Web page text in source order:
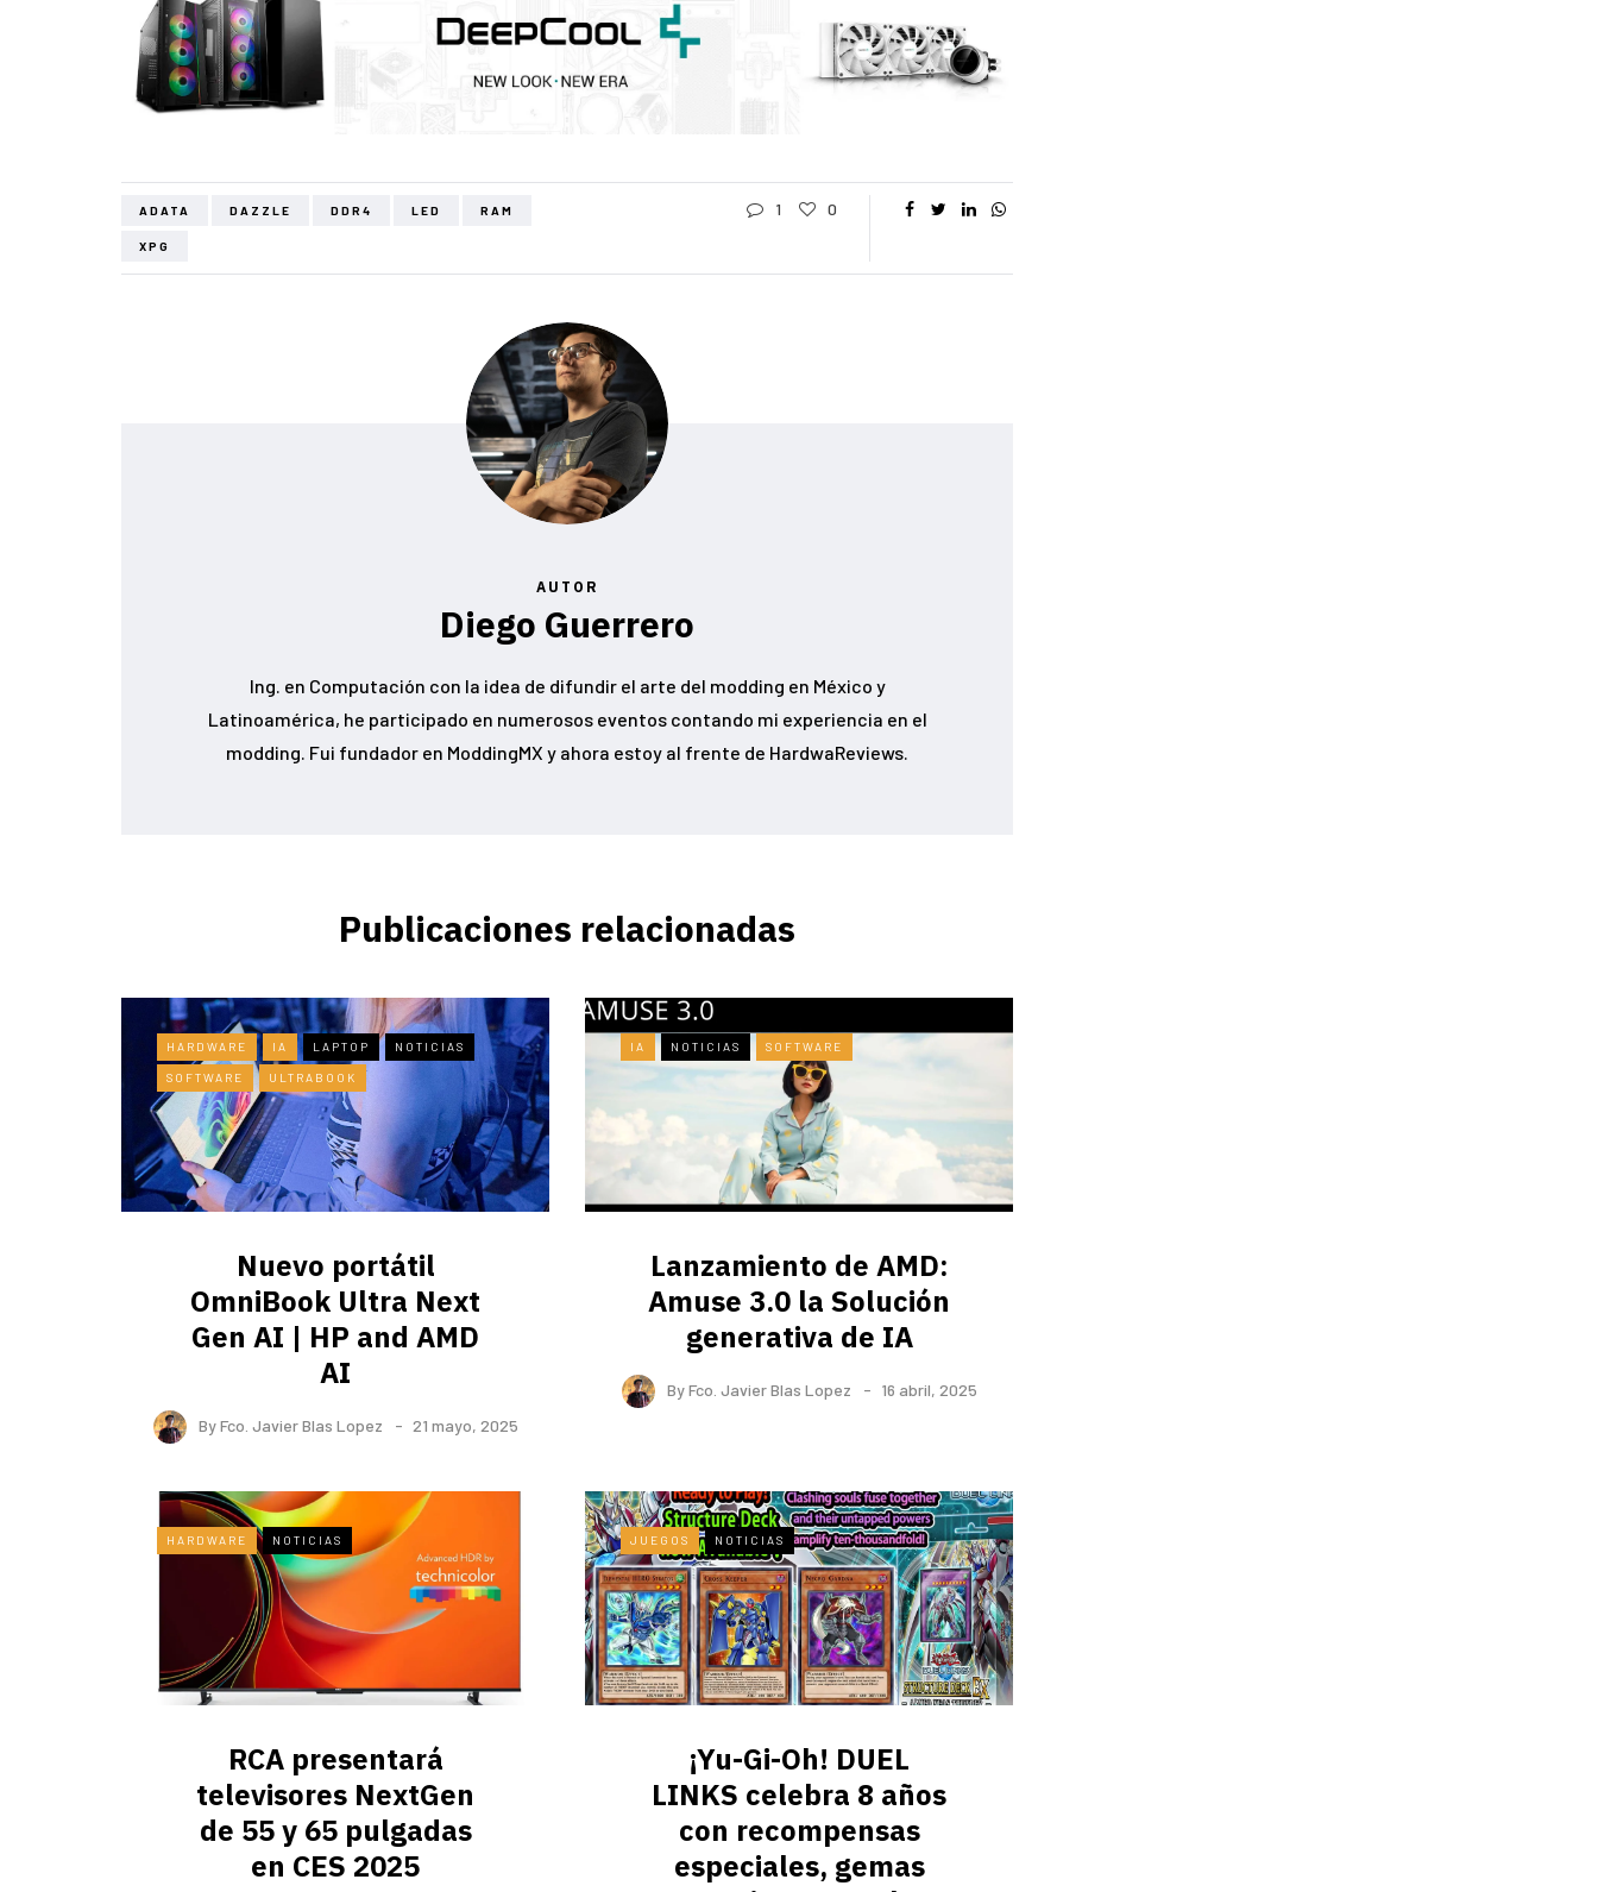
ADATA DAZZLE DDR4 LED RAM
XPG
1 0
AUTOR
Diego Guerrero
Ing. en Computación con la idea de difundir el arte del modding en México y
Latinoamérica, he participado en numerosos eventos contando mi experiencia en el
modding. Fui fundador en ModdingMX y ahora estoy al frente de HardwaReviews.
Publicaciones relacionadas
HARDWARE IA LAPTOP NOTICIAS
SOFTWARE ULTRABOOK
Nuevo portátil
OmniBook Ultra ​Next
Gen AI | HP and AMD
AI
ByFco. Javier Blas Lopez 21 mayo, 2025
IA NOTICIAS SOFTWARE
Lanzamiento de AMD:
Amuse 3.0 la Solución
generativa de IA
ByFco. Javier Blas Lopez 16 abril, 2025
HARDWARE NOTICIAS
RCA presentará
televisores NextGen
de 55 y 65 pulgadas
en CES 2025
JUEGOS NOTICIAS
¡Yu-Gi-Oh! DUEL
LINKS celebra 8 años
con recompensas
especiales, gemas